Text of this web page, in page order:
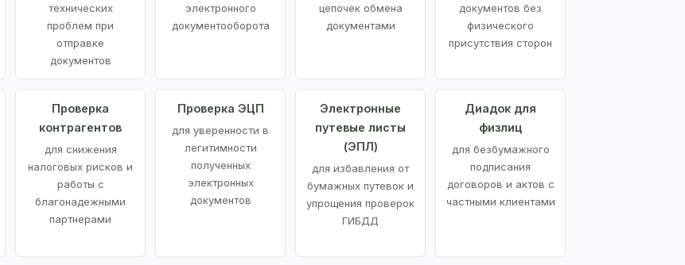
технических
проблем при
отправке
документов
электронного
документооборота
цепочек обмена
документами
документов без
физического
присутствия сторон
Проверка
контрагентов
для снижения
налоговых рисков и
работы с
благонадежными
партнерами
Проверка ЭЦП
для уверенности в
легитимности
полученных
электронных
документов
Электронные
путевые листы
(ЭПЛ)
для избавления от
бумажных путевок и
упрощения проверок
ГИБДД
Диадок для
физлиц
для безбумажного
подписания
договоров и актов с
частными клиентами